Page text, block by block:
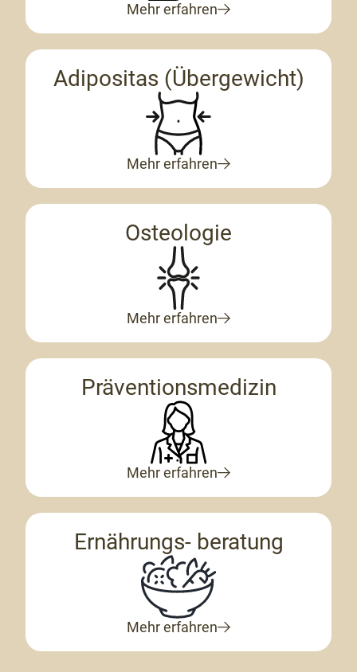
Mehr erfahren
Adipositas (Übergewicht)
Mehr erfahren
Osteologie
Mehr erfahren
Präventionsmedizin
Mehr erfahren
Ernährungs- beratung
Mehr erfahren